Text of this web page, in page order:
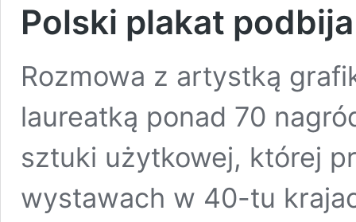
Polski plakat
Rozmowa z artystką
laureatką ponad 70
sztuki użytkowej, której
wystawach w 40-tu